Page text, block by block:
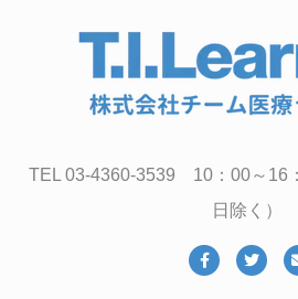
TEL 03-4360-3539 10：00～16
日除く）
FacebookTwitter